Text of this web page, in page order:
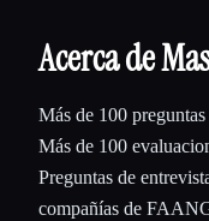
Acerca de
Más de 100
Más de 100
Preguntas de
compañías de